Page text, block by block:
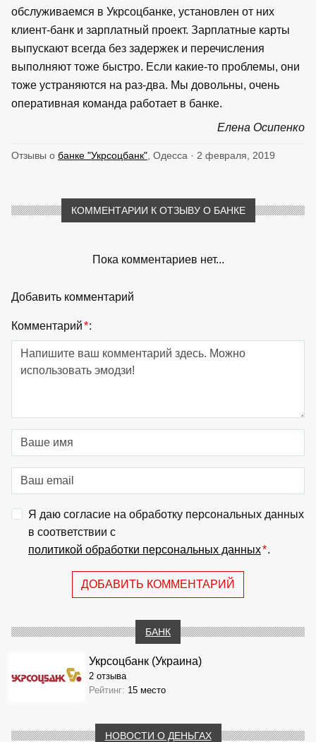
обслуживаемся в Укрсоцбанке, установлен от них
клиент-банк и зарплатный проект. Зарплатные карты
выпускают всегда без задержек и перечисления
выполняют тоже быстро. Если какие-то проблемы, они
тоже устраняются на раз-два. Мы довольны, очень
оперативная команда работает в банке.
Елена Осипенко
Отзывы о банке "Укрсоцбанк" , Одесса · 2 февраля, 2019
КОММЕНТАРИИ К ОТЗЫВУ О БАНКЕ
Пока комментариев нет...
Добавить комментарий
Комментарий*:
Я даю согласие на обработку персональных данных
в соответствии с
политикой обработки персональных данных*.
ДОБАВИТЬ КОММЕНТАРИЙ
БАНК
Укрсоцбанк (Украина)
2 отзыва
Рейтинг: 15 место
НОВОСТИ О ДЕНЬГАХ